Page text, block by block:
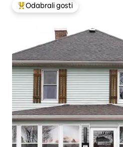
Među najviše rangiranima s
Odabrali gosti